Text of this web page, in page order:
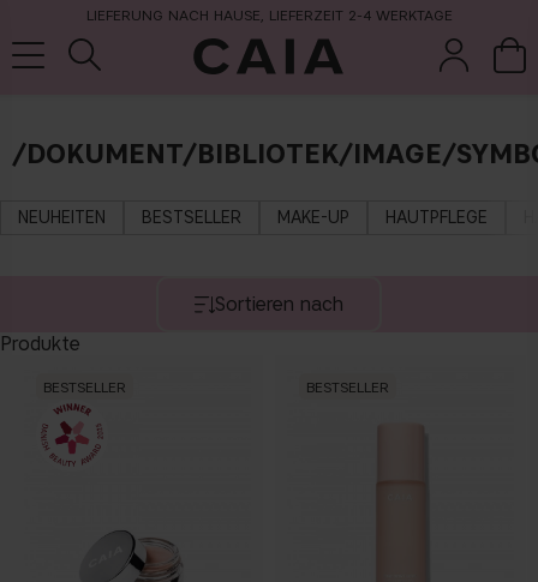
LIEFERUNG NACH HAUSE, LIEFERZEIT 2-4 WERKTAGE
/DOKUMENT/BIBLIOTEK/IMAGE/
NEUHEITEN BESTSELLER MAKE-UP HAUTPFLEGE
Sortieren nach
Produkte
BESTSELLER BESTSELLER